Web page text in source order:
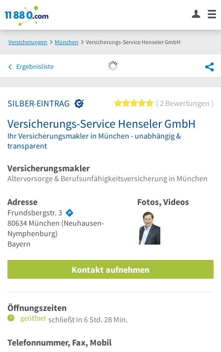
Versicherungen München Versicherungs-Service Henseler GmbH
Ergebnisliste
SILBER-EINTRAG 5 von 5 Sternen
2 Bewertungen
Versicherungs-Service Henseler GmbH
Ihr Versicherungsmakler in München - unabhängig &
transparent
Versicherungsmakler
Altervorsorge & Berufsunfähigkeitsversicherung in München
Adresse
Frundsbergstr. 3
80634 München (Neuhausen-
Nymphenburg)
Bayern
Fotos, Videos
Kontakt aufnehmen
Öffnungszeiten
schließt in 6 Std. 28 Min.
Telefonnummer, Fax, Mobil